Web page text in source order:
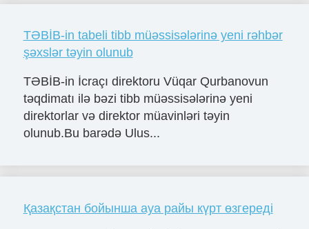
TƏBİB-in tabeli tibb müəssisələrinə yeni rəhbər
şəxslər təyin olunub
TƏBİB-in İcraçı direktoru Vüqar Qurbanovun
təqdimatı ilə bəzi tibb müəssisələrinə yeni
direktorlar və direktor müavinləri təyin
olunub.Bu barədə Ulus...
Қазақстан бойынша ауа райы күрт өзгереді